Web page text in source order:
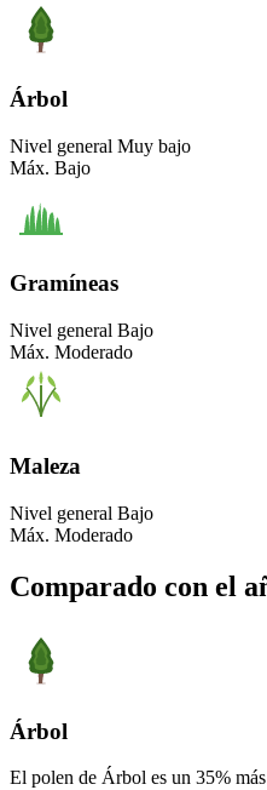
Árbol
Nivel general Muy bajo
Máx. Bajo
Gramíneas
Nivel general Bajo
Máx. Moderado
Maleza
Nivel general Bajo
Máx. Moderado
Comparado con el
Árbol
El polen de Árbol es un 35%